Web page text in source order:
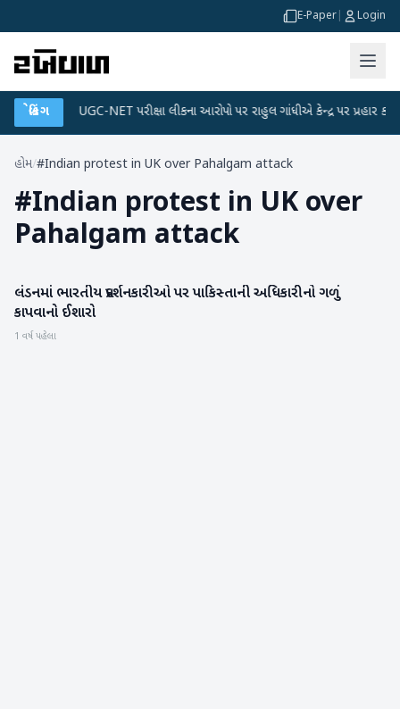
E-Paper Login
બ્રેકિંગ
● UGC-NET પરીક્ષા લીકના આરોપો પર રાહુલ ગાંધીએ કેન્દ્ર પર પ્રહાર કર્યા
હોમ/#Indian protest in UK over Pahalgam attack
#Indian protest in UK over
Pahalgam attack
રાષ્ટ્રીય
લંડનમાં ભારતીય પ્રદર્શનકારીઓ પર પાકિસ્તાની અધિકારીનો ગળું
કાપવાનો ઈશારો
1 વર્ષ પહેલા